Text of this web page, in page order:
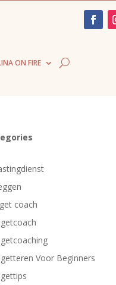
ON FIRE
coach
Voor Beginners